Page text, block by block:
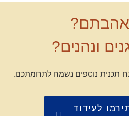
אהבתם?
ונהנים?
תכנית נוספים נשמח לתרומתכם.
לעידוד